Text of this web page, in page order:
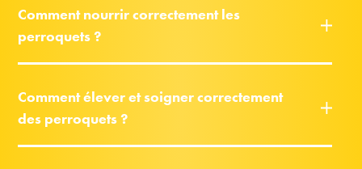
Comment nourrir correctement les
perroquets ?
Comment élever et soigner correctement
des perroquets ?